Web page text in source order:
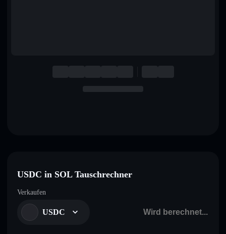
USDC in SOL Tauschrechner
Verkaufen
USDC